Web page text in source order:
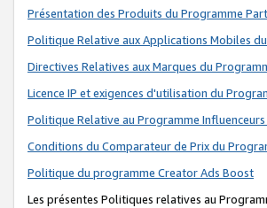
Présentation des Produits du Programme
Politique Relative aux Applications Mobiles
Directives Relatives aux Marques du
Licence IP et exigences d'utilisation du
Politique Relative au Programme
Conditions du Comparateur de Prix du
Politique du programme Creator Ads Boost
Les présentes Politiques relatives au